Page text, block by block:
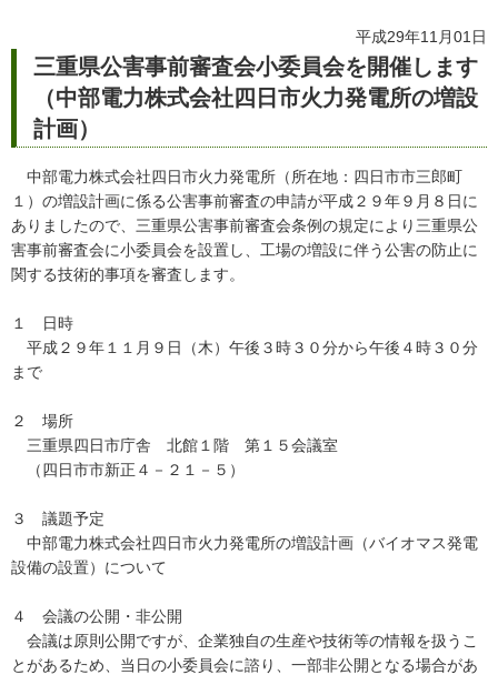
平成29年11月01日
三重県公害事前審査会小委員会を開催します
（中部電力株式会社四日市火力発電所の増設
計画）
中部電力株式会社四日市火力発電所（所在地：四日市市三郎町
１）の増設計画に係る公害事前審査の申請が平成２９年９月８日に
ありましたので、三重県公害事前審査会条例の規定により三重県公
害事前審査会に小委員会を設置し、工場の増設に伴う公害の防止に
関する技術的事項を審査します。
１ 日時
平成２９年１１月９日（木）午後３時３０分から午後４時３０分
まで
２ 場所
三重県四日市庁舎 北館１階 第１５会議室
（四日市市新正４－２１－５）
３ 議題予定
中部電力株式会社四日市火力発電所の増設計画（バイオマス発電
設備の設置）について
４ 会議の公開・非公開
会議は原則公開ですが、企業独自の生産や技術等の情報を扱うこ
とがあるため、当日の小委員会に諮り、一部非公開となる場合があ